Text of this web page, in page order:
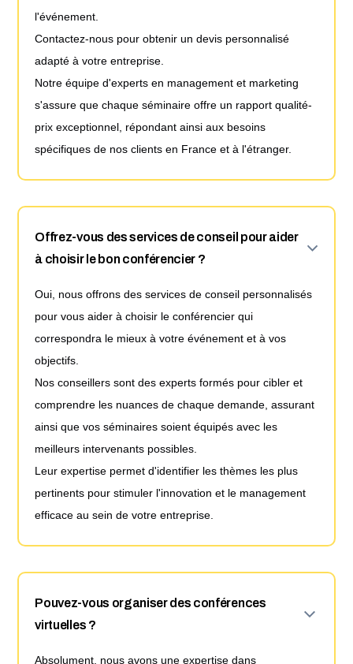
l'événement.
Contactez-nous pour obtenir un devis personnalisé
adapté à votre entreprise.
Notre équipe d'experts en management et marketing
s'assure que chaque séminaire offre un rapport qualité-
prix exceptionnel, répondant ainsi aux besoins
spécifiques de nos clients en France et à l'étranger.
Offrez-vous des services de conseil pour aider
à choisir le bon conférencier ?
Oui, nous offrons des services de conseil personnalisés
pour vous aider à choisir le conférencier qui
correspondra le mieux à votre événement et à vos
objectifs.
Nos conseillers sont des experts formés pour cibler et
comprendre les nuances de chaque demande, assurant
ainsi que vos séminaires soient équipés avec les
meilleurs intervenants possibles.
Leur expertise permet d'identifier les thèmes les plus
pertinents pour stimuler l'innovation et le management
efficace au sein de votre entreprise.
Pouvez-vous organiser des conférences
virtuelles ?
Absolument, nous avons une expertise dans